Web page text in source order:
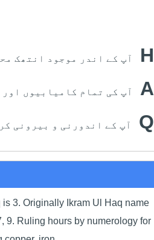
H آپ کے اندر موجود انتھک
A آپ کی تمام کامیابیوں
Q آپ کے اندورنی و بیرونی
3. Originally Ikram Ul Haq name
9. Ruling hours by numerology for